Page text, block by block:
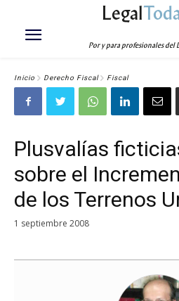
Legal
Por y para profesionales del
Inicio Derecho Fiscal Fiscal
Plusvalías
sobre el
de los Terrenos
1 septiembre 2008